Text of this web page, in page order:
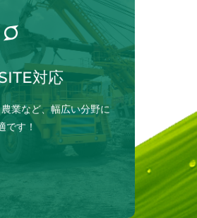
対応
業など、幅広い分野に
です！​
、重機や農業機械に至る
過酷な現場での使用に
ています。その安定した
システムにシームレスに
系の双方にとって安全で
ターの目詰まりがなく、
も確かな効果を発揮し
す。